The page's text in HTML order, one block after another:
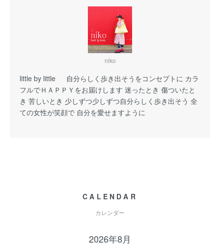
niko
little by little 自分らしく歩き出そうをコンセプトに カラ
フルでＨＡＰＰＹをお届けします 迷ったとき 傷ついたと
き 苦しいとき 少しずつ少しずつ自分らしく歩き出そう 全
ての女性が笑顔で 自分を愛せますように
CALENDAR
カレンダー
2026年8月